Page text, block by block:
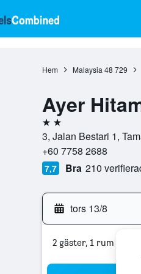
Hem Malaysia 48 729
Ayer
2 stjärnor
3, Jalan Bestari 1,
+60 7758 2688
7,7 Bra 210
tors 13/8
2 gäster, 1 rum